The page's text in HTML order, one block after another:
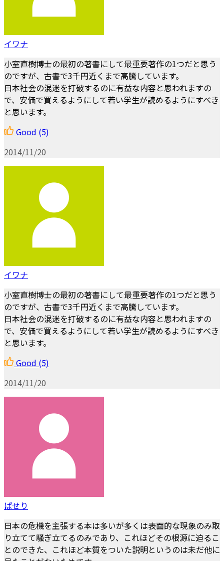
イワナ
小室直樹博士の最初の著書にして最重要著作の1つだと思う
のですが、古書で3千円近くまで高騰しています。
日本社会の混迷を打破するのに有益な内容と思われますの
で、安価で買えるようにして若い学生が読めるようにすべき
と思います。
Good (5)
2014/11/20
イワナ
小室直樹博士の最初の著書にして最重要著作の1つだと思う
のですが、古書で3千円近くまで高騰しています。
日本社会の混迷を打破するのに有益な内容と思われますの
で、安価で買えるようにして若い学生が読めるようにすべき
と思います。
Good (5)
2014/11/20
ぱせり
日本の危機を主張する本は多いが多くは表面的な現象のみ取
り立てて騒ぎ立てるのみであり、これほどその根源に迫るこ
とのできた、これほど本質をついた説明というのは未だ他に